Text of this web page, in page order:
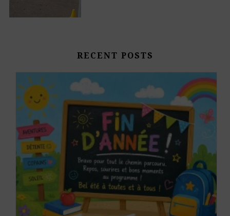
RECENT POSTS